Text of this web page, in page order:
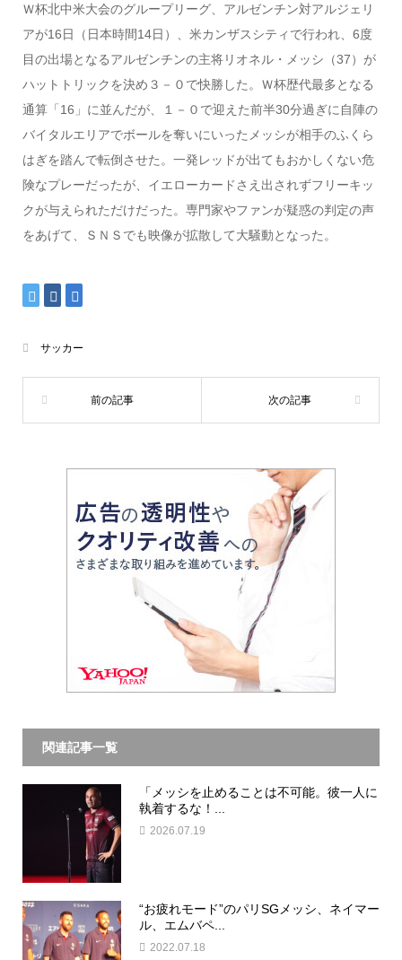
Ｗ杯北中米大会のグループリーグ、アルゼンチン対アルジェリ
アが16日（日本時間14日）、米カンザスシティで行われ、6度
目の出場となるアルゼンチンの主将リオネル・メッシ（37）が
ハットトリックを決め３－０で快勝した。Ｗ杯歴代最多となる
通算「16」に並んだが、１－０で迎えた前半30分過ぎに自陣の
バイタルエリアでボールを奪いにいったメッシが相手のふくら
はぎを踏んで転倒させた。一発レッドが出てもおかしくない危
険なプレーだったが、イエローカードさえ出されずフリーキッ
クが与えられただけだった。専門家やファンが疑惑の判定の声
をあげて、ＳＮＳでも映像が拡散して大騒動となった。
サッカー
関連記事一覧
「メッシを止めることは不可能。彼一人に
執着するな！...
2026.07.19
“お疲れモード”のパリSGメッシ、ネイマー
ル、エムバペ...
2022.07.18